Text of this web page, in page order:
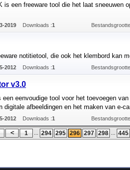
is een freeware tool die het laat sneeuwen
2019 Downloads :1
notitietool, die ook het klembord kan
2012 Downloads :1
v3.0
een eenvoudige tool voor het toevoegen
digitale afbeeldingen en het maken van e-
2012 Downloads :1
1 ... 294 295 296 297 298 ... 445